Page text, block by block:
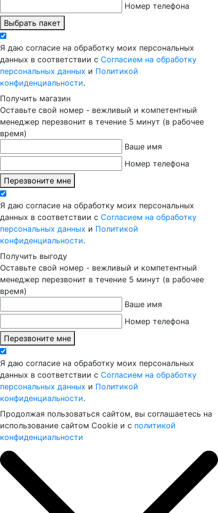
Номер телефона
Выбрать пакет
Я даю согласие на обработку моих персональных
данных в соответствии с Согласием на обработку
персональных данных и Политикой
конфиденциальности.
Получить магазин
Оставьте свой номер - вежливый и компетентный
менеджер перезвонит в течение 5 минут (в рабочее
время)
Ваше имя
Номер телефона
Перезвоните мне
Я даю согласие на обработку моих персональных
данных в соответствии с Согласием на обработку
персональных данных и Политикой
конфиденциальности.
Получить выгоду
Оставьте свой номер - вежливый и компетентный
менеджер перезвонит в течение 5 минут (в рабочее
время)
Ваше имя
Номер телефона
Перезвоните мне
Я даю согласие на обработку моих персональных
данных в соответствии с Согласием на обработку
персональных данных и Политикой
конфиденциальности.
Продолжая пользоваться сайтом, вы соглашаетесь на
использование сайтом Cookie и с политикой
конфиденциальности